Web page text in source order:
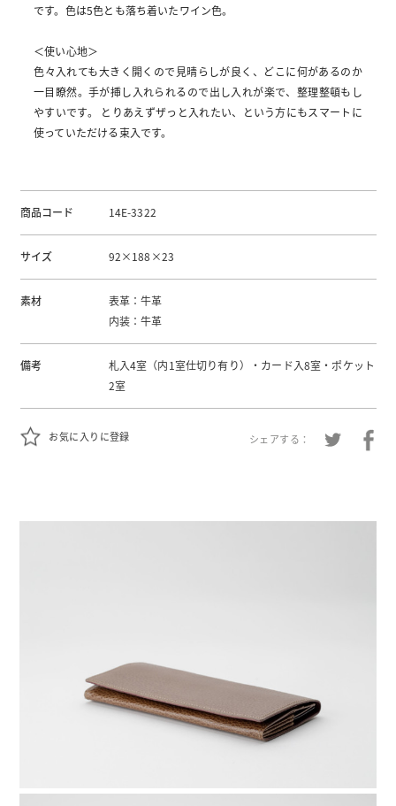
です。色は5色とも落ち着いたワイン色。
＜使い心地＞
色々入れても大きく開くので見晴らしが良く、どこに何があるのか
一目瞭然。手が挿し入れられるので出し入れが楽で、整理整頓もし
やすいです。 とりあえずザっと入れたい、という方にもスマートに
使っていただける束入です。
商品コード 14E-3322
サイズ 92×188×23
素材
表革：牛革
内装：牛革
備考
札入4室（内1室仕切り有り）・カード入8室・ポケット
2室
お気に入りに登録 シェアする：